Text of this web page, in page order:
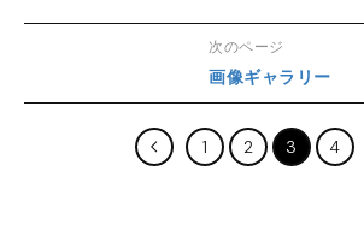
次のページ
画像ギャラリー
1 2 3 4